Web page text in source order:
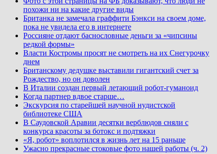
похожи ни на какие другие виды
Британка не замечала граффити Бэнкси на своем доме,
пока не увидела его в интернете
Россияне отдают баснословные деньги за «чипсины
редкой формы»
Власти Костромы просят не смотреть на их Снегурочку
днем
Британскому дедушке выставили гигантский счет за
Рождество, но он доволен
В Италии создан первый летающий робот-гуманоид
Когда партнер вдвое старше…
Экскурсия по старейшей научной нудистской
библиотеке США
В Саудовской Аравии десятки верблюдов сняли с
конкурса красоты за ботокс и подтяжки
«Я, робот» воплотился в жизнь лет на 15 раньше
Ужасно прекрасные стоковые фото нашей работы (ч. 2)